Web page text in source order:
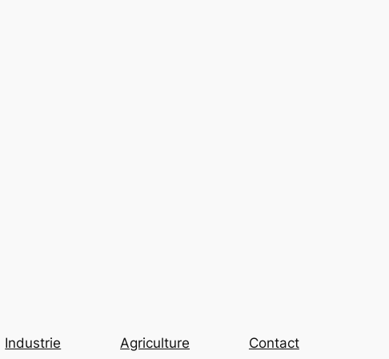
Industrie Agriculture Contact